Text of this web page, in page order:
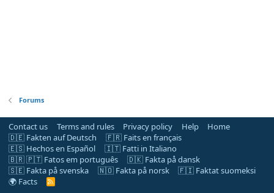
Forums
Contact us Terms and rules Privacy policy Help
Home
🇩🇪 Fakten auf Deutsch
🇫🇷 Faits en français
🇪🇸 Hechos en Español
🇮🇹 Fatti in Italiano
🇧🇷 🇵🇹 Fatos em português
🇩🇰 Fakta på dansk
🇸🇪 Fakta på svenska
🇳🇴 Fakta på norsk
🇫🇮 Faktat suomeksi
🌍 Facts
R